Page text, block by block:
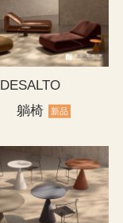
DESALTO
躺椅
新品